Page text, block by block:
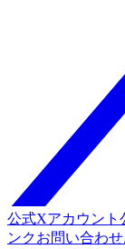
公式Xアカウント
ンクお問い合わせ